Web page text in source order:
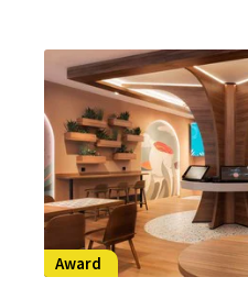
Marriott International.
Award